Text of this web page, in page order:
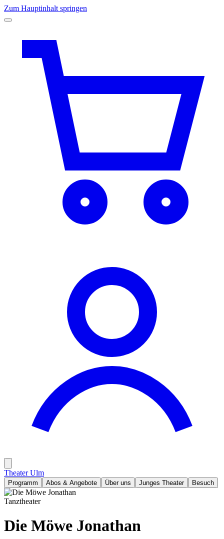
Zum Hauptinhalt springen
Theater Ulm
Programm Abos & Angebote Über uns Junges Theater Besuch
Tanztheater
Die Möwe Jonathan